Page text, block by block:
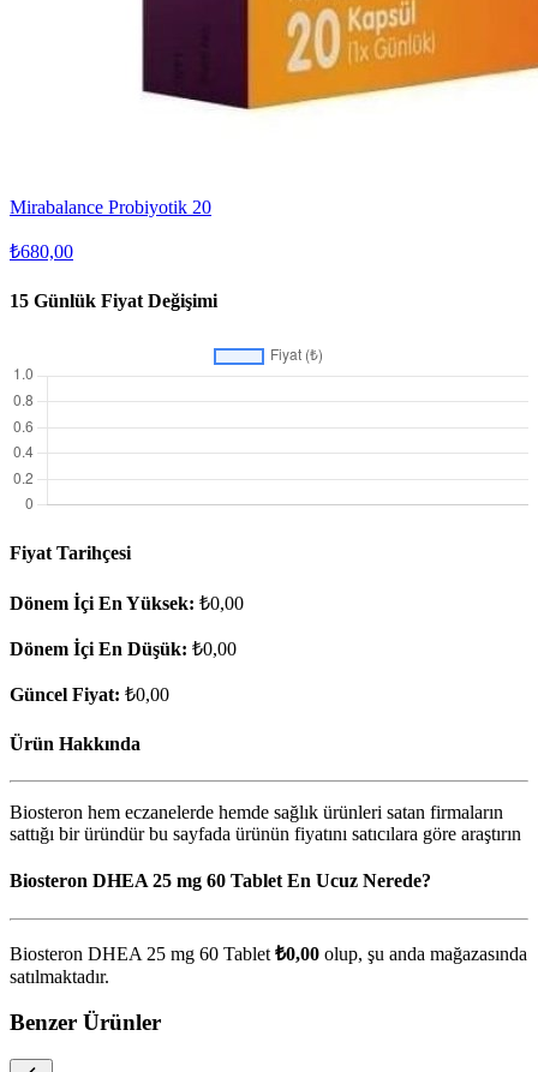
Mirabalance Probiyotik 20
₺680,00
15 Günlük Fiyat Değişimi
Fiyat Tarihçesi
Dönem İçi En Yüksek: ₺0,00
Dönem İçi En Düşük: ₺0,00
Güncel Fiyat: ₺0,00
Ürün Hakkında
Biosteron hem eczanelerde hemde sağlık ürünleri satan firmaların
sattığı bir üründür bu sayfada ürünün fiyatını satıcılara göre araştırın
Biosteron DHEA 25 mg 60 Tablet En Ucuz Nerede?
Biosteron DHEA 25 mg 60 Tablet ₺0,00 olup, şu anda mağazasında
satılmaktadır.
Benzer Ürünler